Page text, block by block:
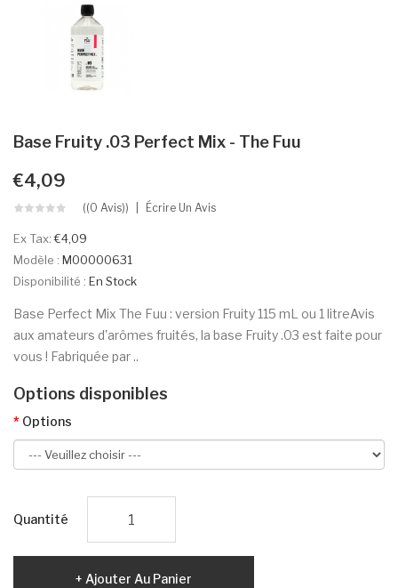
Base Fruity .03 Perfect Mix - The Fuu
€4,09
((0 Avis)) Écrire Un Avis
Ex Tax:€4,09
Modèle : M00000631
Disponibilité : En Stock
Base Perfect Mix The Fuu : version Fruity 115 mL ou 1 litreAvis
aux amateurs d'arômes fruités, la base Fruity .03 est faite pour
vous ! Fabriquée par ..
Options disponibles
Options
Quantité
Ajouter Au Panier